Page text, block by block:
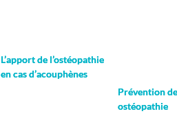
L’apport de l’ostéopathie
en cas d’acouphènes
Prévention
ostéopathie